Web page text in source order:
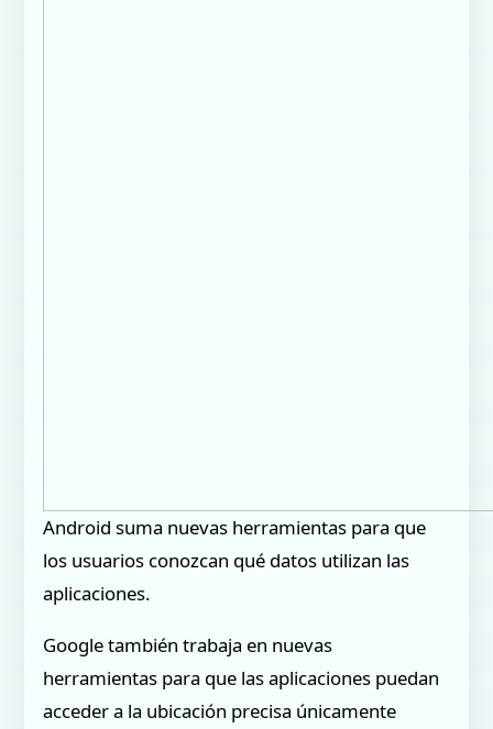
Android suma nuevas herramientas para que
los usuarios conozcan qué datos utilizan las
aplicaciones.
Google también trabaja en nuevas
herramientas para que las aplicaciones puedan
acceder a la ubicación precisa únicamente